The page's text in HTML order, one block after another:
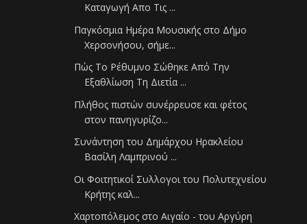
Καταγωγή Απο Τις ...
Παγκόσμια Ημέρα Μουσικής στο Δήμο
Χερσονήσου, σήμε...
Πώς Το Ρέθυμνο Σώθηκε Από Την
Εξαθλίωση Τη Διετία ...
Πλήθος πιστών συνέρρευσε και φέτος
στον πανηγυρίζο...
Συνάντηση του Δημάρχου Ηρακλείου
Βασίλη Λαμπρινού ...
Οι Φοιτητικοί Συλλογοι του Πολυτεχνείου
Κρήτης καλ...
Χαρτοπόλεμος στο Αιγαίο - του Αργύρη